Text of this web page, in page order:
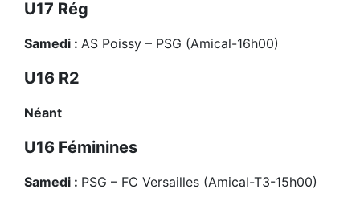
U17 Rég
Samedi : AS Poissy – PSG (Amical-16h00)
U16 R2
Néant
U16 Féminines
Samedi : PSG – FC Versailles (Amical-T3-15h00)